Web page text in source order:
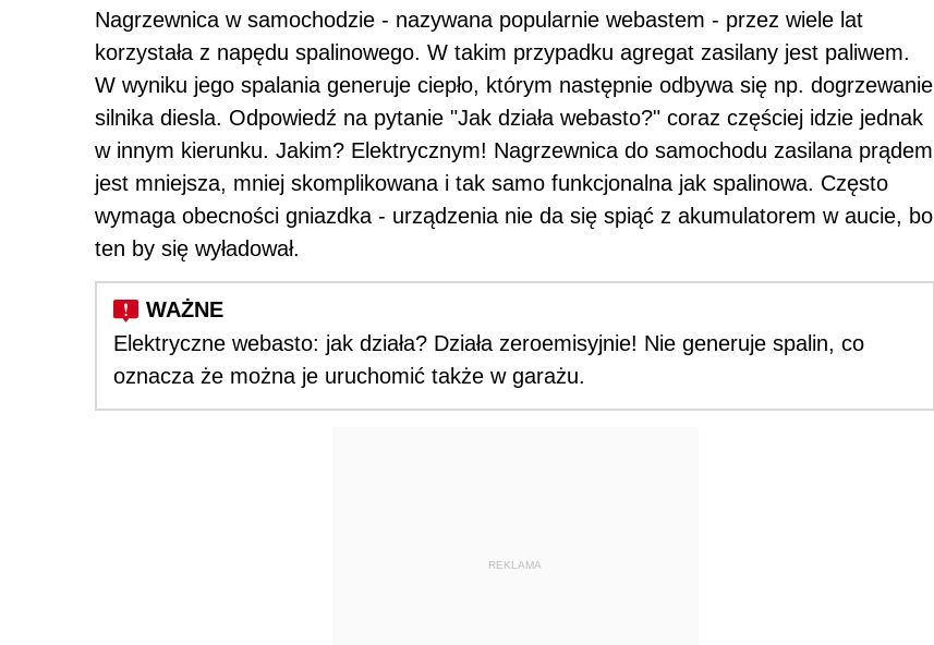
Nagrzewnica w samochodzie - nazywana popularnie webastem - przez wiele lat
korzystała z napędu spalinowego. W takim przypadku agregat zasilany jest paliwem.
W wyniku jego spalania generuje ciepło, którym następnie odbywa się np. dogrzewanie
silnika diesla. Odpowiedź na pytanie "Jak działa webasto?" coraz częściej idzie jednak
w innym kierunku. Jakim? Elektrycznym! Nagrzewnica do samochodu zasilana prądem
jest mniejsza, mniej skomplikowana i tak samo funkcjonalna jak spalinowa. Często
wymaga obecności gniazdka - urządzenia nie da się spiąć z akumulatorem w aucie, bo
ten by się wyładował.
Elektryczne webasto: jak działa? Działa zeroemisyjnie! Nie generuje spalin, co
oznacza że można je uruchomić także w garażu.
REKLAMA